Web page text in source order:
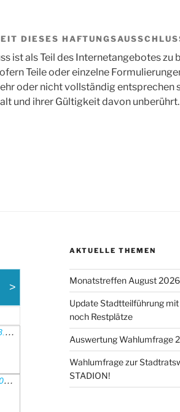
DIESES
ist als Teil des Internetangebotes zu
Teile oder einzelne
oder nicht vollständig entsprechen
und ihrer Gültigkeit davon unberührt.
>
TSV 1860 - FC Augsburg II (07.08.26, 19:00Uhr)
FC Bayern II - 1. FC Schweinfurt 05 (08.08.26, 14.00 Uhr)
AKTUELLE THEMEN
Monatstreffen August
Update Stadtteilführung
noch Restplätze
Auswertung Wahlumfrage
Wahlumfrage zur
STADION!